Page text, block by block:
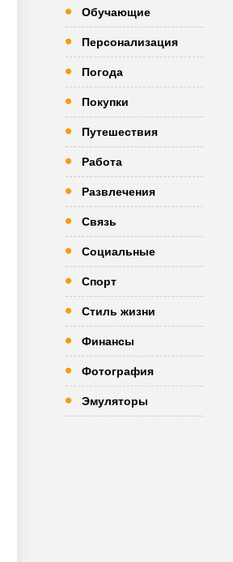
Обучающие
Персонализация
Погода
Покупки
Путешествия
Работа
Развлечения
Связь
Социальные
Спорт
Стиль жизни
Финансы
Фотография
Эмуляторы